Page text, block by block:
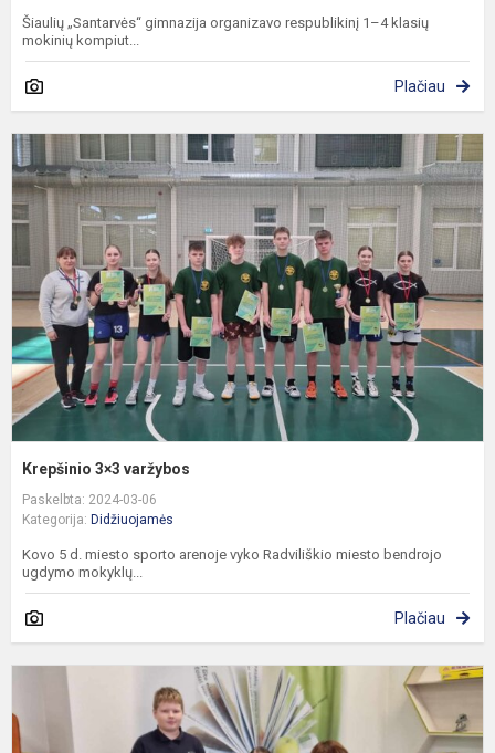
Šiaulių „Santarvės“ gimnazija organizavo respublikinį 1–4 klasių
mokinių kompiut...
Plačiau
Krepšinio 3×3 varžybos
Paskelbta: 2024-03-06
Kategorija: Didžiuojamės
Kovo 5 d. miesto sporto arenoje vyko Radviliškio miesto bendrojo
ugdymo mokyklų...
Plačiau